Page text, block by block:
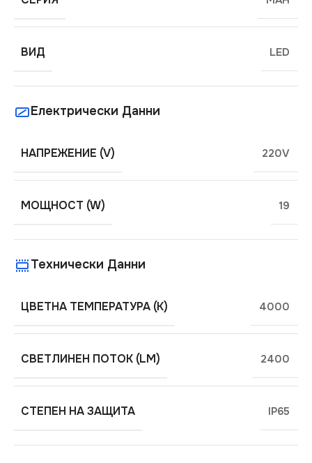
ВИД LED
Електрически Данни
НАПРЕЖЕНИЕ (V) 220V
МОЩНОСТ (W) 19
Технически Данни
ЦВЕТНА ТЕМПЕРАТУРА (K) 4000
СВЕТЛИНЕН ПОТОК (LM) 2400
СТЕПЕН НА ЗАЩИТА IP65